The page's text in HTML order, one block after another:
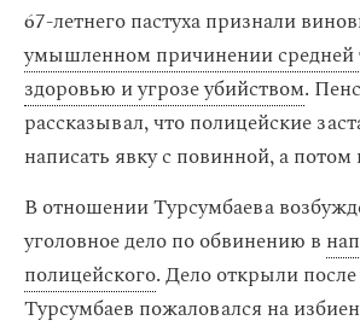
67-летнего пастуха признали
умышленном причинении средней
здоровью и угрозе убийством.
рассказывал, что полицейские
написать явку с повинной, а потом
В отношении Турсумбаева
уголовное дело по обвинению в
полицейского. Дело открыли после
Турсумбаев пожаловался на